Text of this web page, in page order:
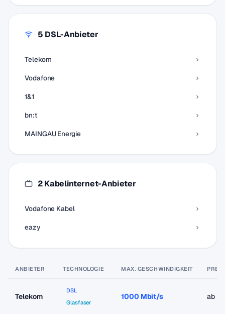
5 DSL-Anbieter
Telekom
Vodafone
1&1
bn:t
MAINGAU Energie
2 Kabelinternet-Anbieter
Vodafone Kabel
eazy
ANBIETER TECHNOLOGIE MAX. GESCHWINDIGKEIT
Telekom
DSL
Glasfaser
1000 Mbit/s ab